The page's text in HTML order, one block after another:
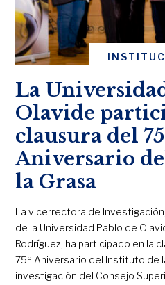
La
Olavide
clausura del
Aniversario
la Grasa
La vicerrectora de
de la Universidad Pablo de
Rodríguez, ha participado en la
75º Aniversario del Instituto de
investigación del Consejo